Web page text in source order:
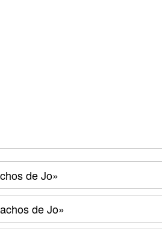
de Jo»
de Jo»